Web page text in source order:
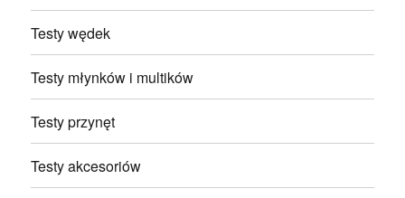
Testy wędek
Testy młynków i multików
Testy przynęt
Testy akcesoriów